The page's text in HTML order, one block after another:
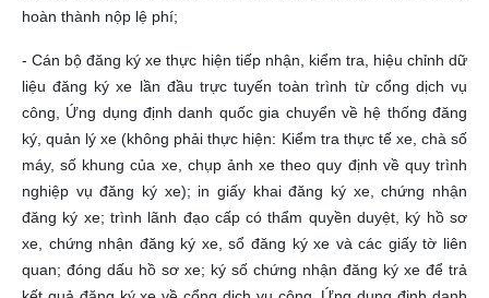
hoàn thành nộp lệ phí;
- Cán bộ đăng ký xe thực hiện tiếp nhận, kiểm tra, hiệu chỉnh dữ
liệu đăng ký xe lần đầu trực tuyến toàn trình từ cổng dịch vụ
công, Ứng dụng định danh quốc gia chuyển về hệ thống đăng
ký, quản lý xe (không phải thực hiện: Kiểm tra thực tế xe, chà số
máy, số khung của xe, chụp ảnh xe theo quy định về quy trình
nghiệp vụ đăng ký xe); in giấy khai đăng ký xe, chứng nhận
đăng ký xe; trình lãnh đạo cấp có thẩm quyền duyệt, ký hồ sơ
xe, chứng nhận đăng ký xe, sổ đăng ký xe và các giấy tờ liên
quan; đóng dấu hồ sơ xe; ký số chứng nhận đăng ký xe để trả